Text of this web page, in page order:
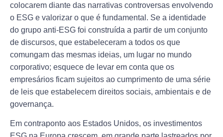
colocarem diante das narrativas controversas envolvendo
o ESG e valorizar o que é fundamental. Se a identidade
do grupo anti-ESG foi construída a partir de um conjunto
de discursos, que estabeleceram a todos os que
comungam das mesmas ideias, um lugar no mundo
corporativo; esquece de levar em conta que os
empresários ficam sujeitos ao cumprimento de uma série
de leis que estabelecem direitos sociais, ambientais e de
governança.
Em contraponto aos Estados Unidos, os investimentos